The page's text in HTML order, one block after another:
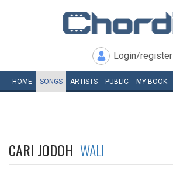
Login/register
HOME SONGS ARTISTS PUBLIC MY BOOK
CARI JODOH WALI